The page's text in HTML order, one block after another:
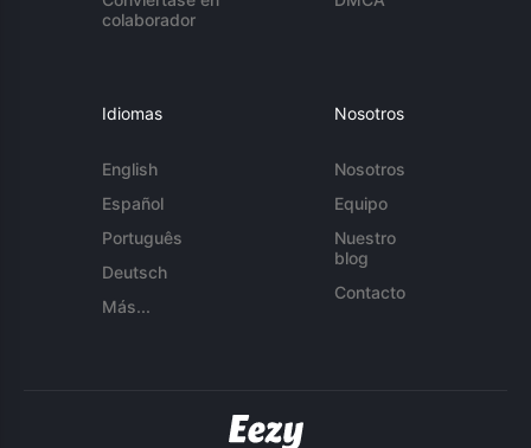
colaborador
Idiomas
English
Español
Português
Deutsch
Más...
Nosotros
Nosotros
Equipo
Nuestro
blog
Contacto